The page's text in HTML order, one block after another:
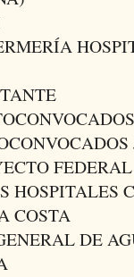
FEDERAL
HOSPITALES
COSTA
DE